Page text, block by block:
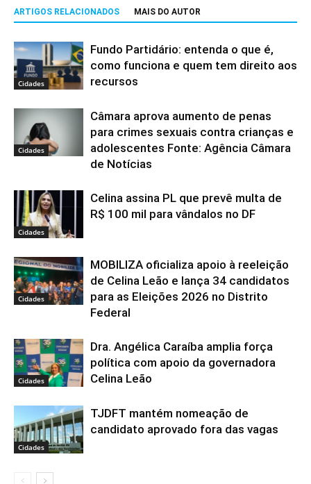
ARTIGOS RELACIONADOS MAIS DO AUTOR
Cidades
Fundo Partidário: entenda o que é,
como funciona e quem tem direito aos
recursos
Cidades
Câmara aprova aumento de penas
para crimes sexuais contra crianças e
adolescentes Fonte: Agência Câmara
de Notícias
Cidades
Celina assina PL que prevê multa de
R$ 100 mil para vândalos no DF
Cidades
MOBILIZA oficializa apoio à reeleição
de Celina Leão e lança 34 candidatos
para as Eleições 2026 no Distrito
Federal
Cidades
Dra. Angélica Caraíba amplia força
política com apoio da governadora
Celina Leão
Cidades
TJDFT mantém nomeação de
candidato aprovado fora das vagas